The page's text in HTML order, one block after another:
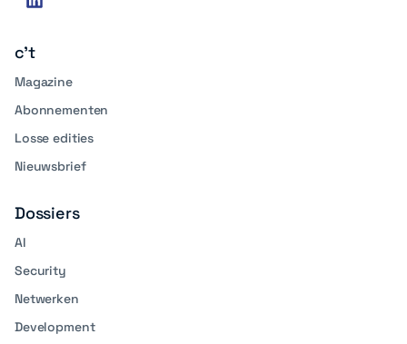
linkedin
c't
Magazine
Abonnementen
Losse edities
Nieuwsbrief
Dossiers
AI
Security
Netwerken
Development